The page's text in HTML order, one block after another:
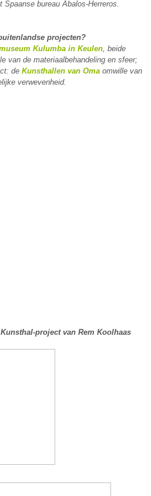
bureau Abalos-Herreros.
projecten?
Kulumba in Keulen, beide
van de materiaalbehandeling en sfeer;
de Kunsthallen van Oma omwille van
verwevenheid.
project van Rem Koolhaas